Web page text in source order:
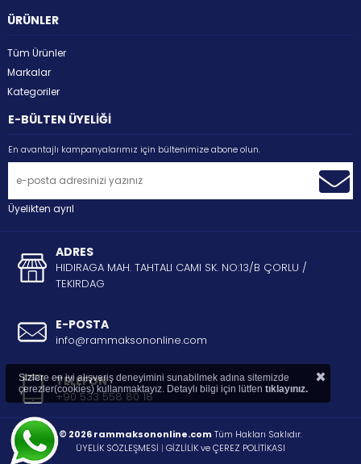
ÜRÜNLER
Tüm Ürünler
Markalar
Kategoriler
E-BÜLTEN ÜYELİĞİ
En avantajlı kampanyalarımız için bültenimize abone olun.
Üyelikten ayrıl
ADRES
HIDIRAGA MAH. TAHTALI CAMI SK. NO:13/B ÇORLU /
TEKIRDAG
E-POSTA
info@rammaksononline.com
TELEFON
+90 533 558 80 18
© 2026 rammaksononline.com Tüm Hakları Saklıdır.
ÜYELİK SÖZLEŞMESİ | GİZLİLİK ve ÇEREZ POLİTİKASI
Sizlere en iyi alışveriş deneyimini sunabilmek adına sitemizde
çerezler(cookies) kullanmaktayız. Detaylı bilgi için lütfen tıklayınız. ×